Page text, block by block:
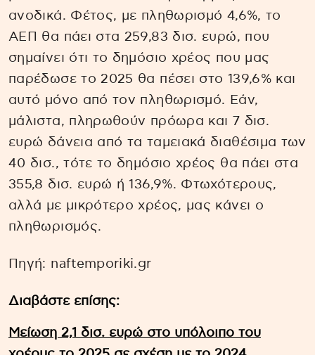
ανοδικά. Φέτος, με πληθωρισμό 4,6%, το
ΑΕΠ θα πάει στα 259,83 δισ. ευρώ, που
σημαίνει ότι το δημόσιο χρέος που μας
παρέδωσε το 2025 θα πέσει στο 139,6% και
αυτό μόνο από τον πληθωρισμό. Εάν,
μάλιστα, πληρωθούν πρόωρα και 7 δισ.
ευρώ δάνεια από τα ταμειακά διαθέσιμα των
40 δισ., τότε το δημόσιο χρέος θα πάει στα
355,8 δισ. ευρώ ή 136,9%. Φτωχότερους,
αλλά με μικρότερο χρέος, μας κάνει ο
πληθωρισμός.
Πηγή: naftemporiki.gr
Διαβάστε επίσης:
Μείωση 2,1 δισ. ευρώ στο υπόλοιπο του